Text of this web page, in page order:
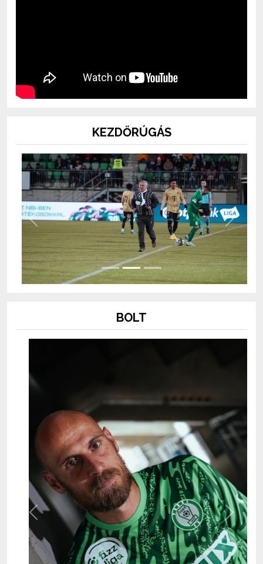
KEZDŐRÚGÁS
Previous Next
BOLT
Previous Next